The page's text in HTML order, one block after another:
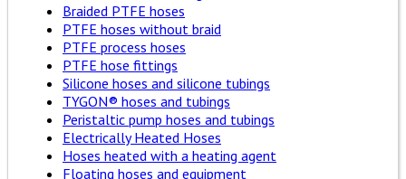
Braided PTFE hoses
PTFE hoses without braid
PTFE process hoses
PTFE hose fittings
Silicone hoses and silicone tubings
TYGON® hoses and tubings
Peristaltic pump hoses and tubings
Electrically Heated Hoses
Hoses heated with a heating agent
Floating hoses and equipment